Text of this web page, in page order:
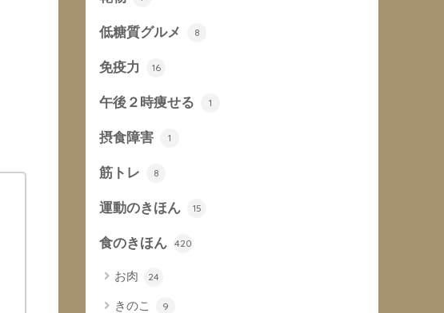
低糖質グルメ 8
免疫力 16
午後２時痩せる 1
摂食障害 1
筋トレ 8
運動のきほん 15
食のきほん 420
お肉 24
きのこ 9